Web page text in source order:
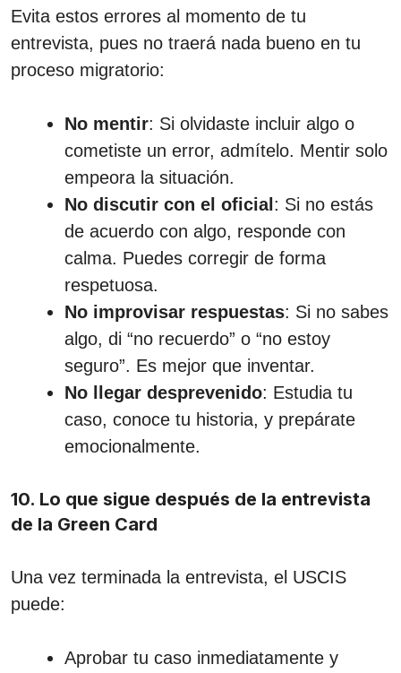
Evita estos errores al momento de tu
entrevista, pues no traerá nada bueno en tu
proceso migratorio:
No mentir: Si olvidaste incluir algo o
cometiste un error, admítelo. Mentir solo
empeora la situación.
No discutir con el oficial : Si no estás
de acuerdo con algo, responde con
calma. Puedes corregir de forma
respetuosa.
No improvisar respuestas: Si no sabes
algo, di “no recuerdo” o “no estoy
seguro”. Es mejor que inventar.
No llegar desprevenido: Estudia tu
caso, conoce tu historia, y prepárate
emocionalmente.
10. Lo que sigue después de la entrevista
de la Green Card
Una vez terminada la entrevista, el USCIS
puede:
Aprobar tu caso inmediatamente y